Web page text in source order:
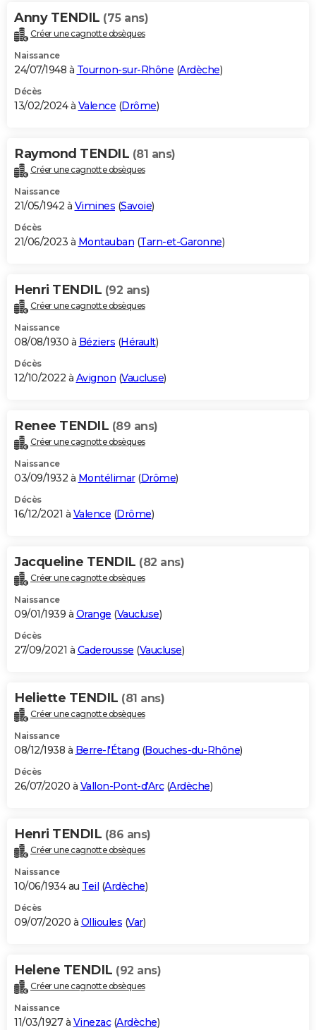
Anny TENDIL (75 ans)
Créer une cagnotte obsèques
Naissance
24/07/1948 à Tournon-sur-Rhône (Ardèche)
Décès
13/02/2024 à Valence (Drôme)
Raymond TENDIL (81 ans)
Créer une cagnotte obsèques
Naissance
21/05/1942 à Vimines (Savoie)
Décès
21/06/2023 à Montauban (Tarn-et-Garonne)
Henri TENDIL (92 ans)
Créer une cagnotte obsèques
Naissance
08/08/1930 à Béziers (Hérault)
Décès
12/10/2022 à Avignon (Vaucluse)
Renee TENDIL (89 ans)
Créer une cagnotte obsèques
Naissance
03/09/1932 à Montélimar(Drôme)
Décès
16/12/2021 à Valence (Drôme)
Jacqueline TENDIL (82 ans)
Créer une cagnotte obsèques
Naissance
09/01/1939 à Orange (Vaucluse)
Décès
27/09/2021 à Caderousse (Vaucluse)
Heliette TENDIL (81 ans)
Créer une cagnotte obsèques
Naissance
08/12/1938 à Berre-l'Étang (Bouches-du-Rhône)
Décès
26/07/2020 à Vallon-Pont-d'Arc(Ardèche)
Henri TENDIL (86 ans)
Créer une cagnotte obsèques
Naissance
10/06/1934 au Teil (Ardèche)
Décès
09/07/2020 à Ollioules (Var)
Helene TENDIL (92 ans)
Créer une cagnotte obsèques
Naissance
11/03/1927 à Vinezac(Ardèche)